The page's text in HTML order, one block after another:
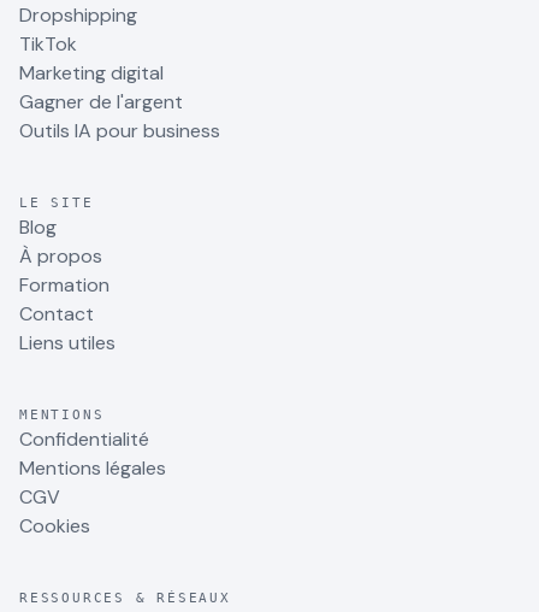
Dropshipping
TikTok
Marketing digital
Gagner de l'argent
Outils IA pour business
LE SITE
Blog
À propos
Formation
Contact
Liens utiles
MENTIONS
Confidentialité
Mentions légales
CGV
Cookies
RESSOURCES & RÉSEAUX